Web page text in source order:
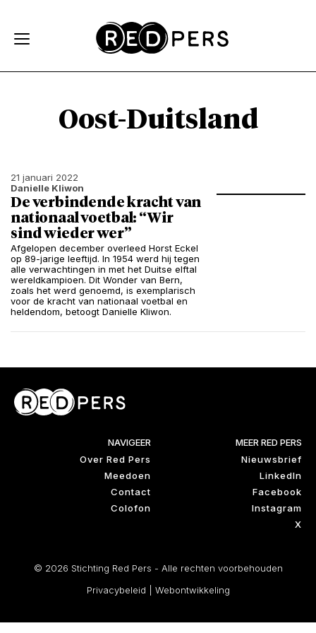
Oost-Duitsland
21 januari 2022
Danielle Kliwon
De verbindende kracht van
nationaal voetbal: “Wir
sind wieder wer”
Afgelopen december overleed Horst Eckel
op 89-jarige leeftijd. In 1954 werd hij tegen
alle verwachtingen in met het Duitse elftal
wereldkampioen. Dit Wonder van Bern,
zoals het werd genoemd, is exemplarisch
voor de kracht van nationaal voetbal en
heldendom, betoogt Danielle Kliwon.
NAVIGEER
Over Red Pers
Meedoen
Contact
Colofon
MEER RED PERS
Nieuwsbrief
LinkedIn
Facebook
Instagram
X
© 2026 Stichting Red Pers - Alle rechten voorbehouden
Privacybeleid
Webontwikkeling